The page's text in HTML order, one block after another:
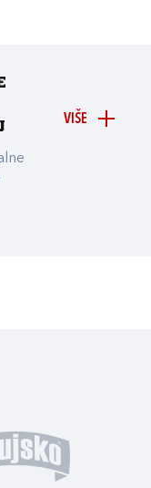
VIŠE